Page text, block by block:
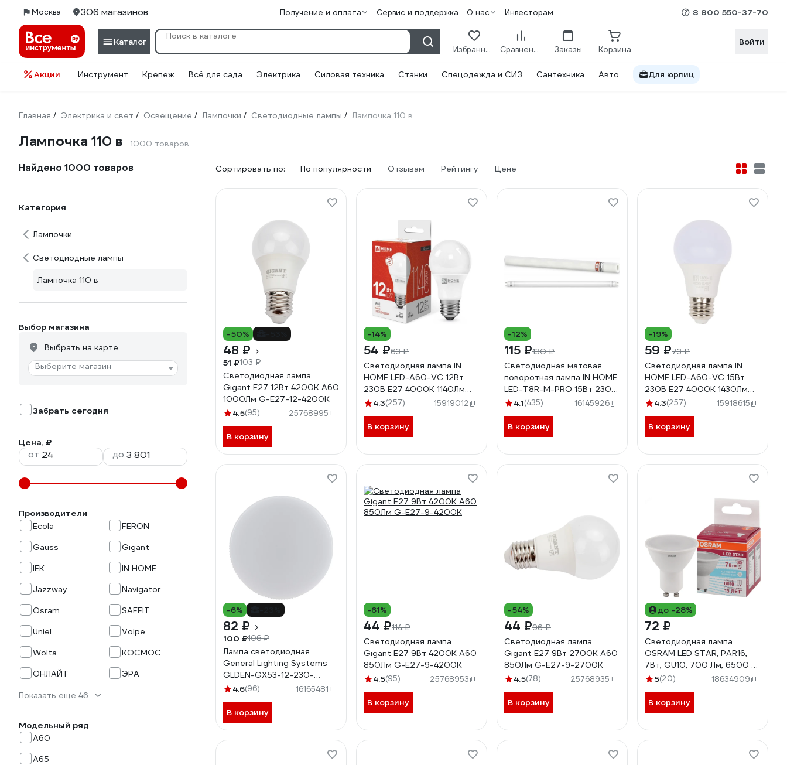
Москва 306 магазинов Получение и оплата Сервис и поддержка О нас Инвесторам 8 800 550-37-70
Каталог
Избранное Сравнение Заказы Корзина
Войти
Акции Инструмент Крепеж Всё для сада Электрика Силовая техника Станки Спецодежда и СИЗ Сантехника Авто Для юрлиц
Главная / Электрика и свет / Освещение / Лампочки / Светодиодные лампы / Лампочка 110 в
Лампочка 110 в 1000 товаров
Найдено 1000 товаров
Категория
Лампочки
Светодиодные лампы
Лампочка 110 в
Выбор магазина
Выбрать на карте
Выберите магазин
Забрать сегодня
Цена, ₽
от до
Производители
Ecola
FERON
Gauss
Gigant
IEK
IN HOME
Jazzway
Navigator
Osram
SAFFIT
Uniel
Volpe
Wolta
КОСМОС
ОНЛАЙТ
ЭРА
Показать еще 46
Модельный ряд
A60
A65
Сортировать по: По популярности Отзывам Рейтингу Цене
-50%
48 ₽
51 ₽103 ₽
Светодиодная лампа
Gigant E27 12Вт 4200К А60
1000Лм G-E27-12-4200K
4.5(95) 25768995
В корзину
-14%
54 ₽63 ₽
Светодиодная лампа IN
HOME LED-A60-VC 12Вт
230В Е27 4000К 1140Лм
4690612020242
4.3(257) 15919012
В корзину
-12%
115 ₽130 ₽
Светодиодная матовая
поворотная лампа IN HOME
LED-T8R-М-PRO 15Вт 230В
G13R 4000К 1500Лм
4.1(435) 16145926
В корзину
-19%
59 ₽73 ₽
Светодиодная лампа IN
HOME LED-A60-VC 15Вт
230В Е27 4000К 1430Лм
4690612020273
4.3(257) 15918615
В корзину
-6%
82 ₽
100 ₽106 ₽
Лампа светодиодная
General Lighting Systems
GLDEN-GX53-12-230-
GX53-4500 770Лм 12Вт
GX53 685200
4.6(96) 16165481
В корзину
-61%
44 ₽114 ₽
Светодиодная лампа
Gigant E27 9Вт 4200К А60
850Лм G-E27-9-4200K
4.5(95) 25768953
В корзину
-54%
44 ₽96 ₽
Светодиодная лампа
Gigant E27 9Вт 2700К А60
850Лм G-E27-9-2700K
4.5(78) 25768935
В корзину
до -28%
72 ₽
Светодиодная лампа
OSRAM LED STAR, PAR16,
7Вт, GU10, 700 Лм, 6500 К,
холодный белый свет
5(20) 18634909
В корзину